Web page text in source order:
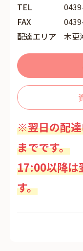
TEL
FAX
配達エリア
木更
※翌日の配
までです。
17:00以降は
す。